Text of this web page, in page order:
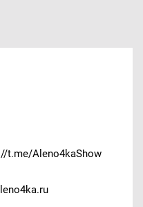
t.me/Aleno4kaShow